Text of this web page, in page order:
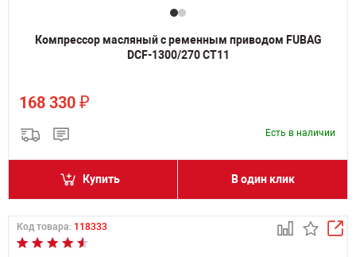
Компрессор масляный с ременным приводом FUBAG
DCF-1300/270 CT11
168 330 ₽
Есть в наличии
Купить В один клик
Код товара: 118333